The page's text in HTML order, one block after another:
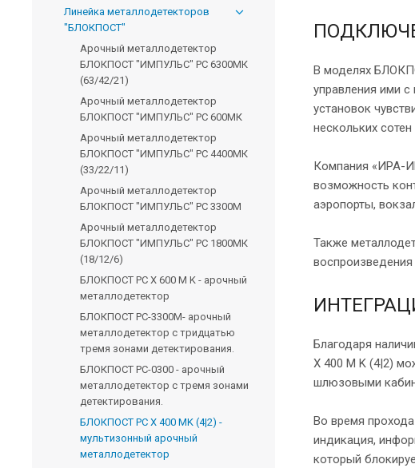
В моделях
управления ими
установок
нескольких
Компания «ИРА-
возможность
аэропорты,
Также
Благодаря
X 400 M K (4|2)
шлюзовыми
Во время
индикация,
который
Линейка металлодетекторов
"БЛОКПОСТ"
Арочный металлодетектор
БЛОКПОСТ "ИМПУЛЬС" РС 6300МК
(63/42/21)
Арочный металлодетектор
БЛОКПОСТ "ИМПУЛЬС" РС 600МК
Арочный металлодетектор
БЛОКПОСТ "ИМПУЛЬС" РС 4400МК
(33/22/11)
Арочный металлодетектор
БЛОКПОСТ "ИМПУЛЬС" РС 3300М
Арочный металлодетектор
БЛОКПОСТ "ИМПУЛЬС" РС 1800МК
(18/12/6)
БЛОКПОСТ РС Х 600 M K - арочный
металлодетектор
БЛОКПОСТ PC-3300М- арочный
металлодетектор с тридцатью
тремя зонами детектирования.
БЛОКПОСТ PC-0300 - арочный
металлодетектор с тремя зонами
детектирования.
БЛОКПОСТ PC Х 400 MK (4|2) -
мультизонный арочный
металлодетектор